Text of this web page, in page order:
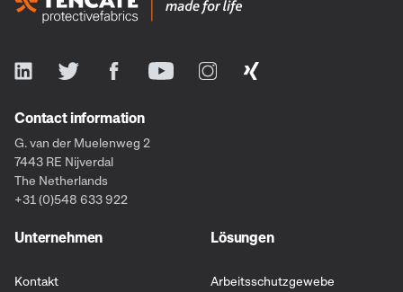
Contact information
G. van der Muelenweg 2
7443 RE Nijverdal
The Netherlands
+31 (0)548 633 922
Unternehmen
Kontakt
Lösungen
Arbeitsschutzgewebe